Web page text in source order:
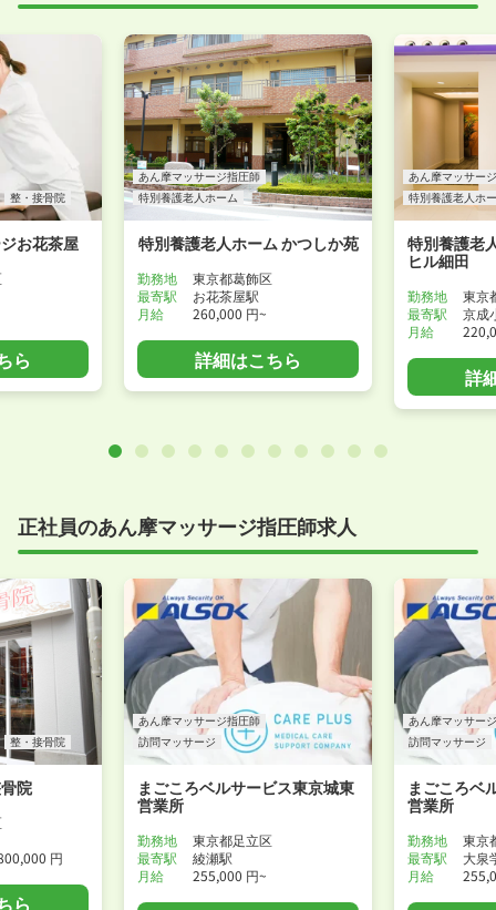
整・接骨院
お花茶屋
ら
あん摩マッサージ指圧師
特別養護老人ホーム
特別養護老人ホーム かつしか苑
勤務地
東京都葛飾区
最寄駅
お花茶屋駅
月給
260,000 円~
詳細はこちら
あん摩マッサー
特別養護老人ホ
特別養護老
ヒル細田
勤務地
東京
最寄駅
京成
月給
詳
正社員のあん摩マッサージ指圧師求人
整・接骨院
院
円
ら
あん摩マッサージ指圧師
訪問マッサージ
まごころベルサービス東京城東
営業所
勤務地
東京都足立区
最寄駅
綾瀬駅
月給
255,000 円~
あん摩マッサー
訪問マッサージ
まごころベ
営業所
勤務地
東京
最寄駅
大泉
月給